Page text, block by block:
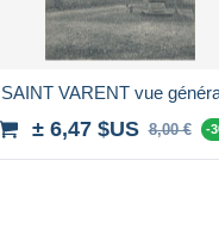
VARENT vue
± 6,47 $US 8,00 € -